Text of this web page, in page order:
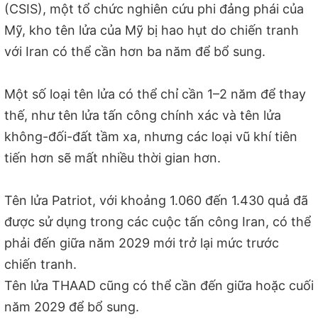
(CSIS), một tổ chức nghiên cứu phi đảng phái của
Mỹ, kho tên lửa của Mỹ bị hao hụt do chiến tranh
với Iran có thể cần hơn ba năm để bổ sung.
Một số loại tên lửa có thể chỉ cần 1–2 năm để thay
thế, như tên lửa tấn công chính xác và tên lửa
không-đối-đất tầm xa, nhưng các loại vũ khí tiên
tiến hơn sẽ mất nhiều thời gian hơn.
Tên lửa Patriot, với khoảng 1.060 đến 1.430 quả đã
được sử dụng trong các cuộc tấn công Iran, có thể
phải đến giữa năm 2029 mới trở lại mức trước
chiến tranh.
Tên lửa THAAD cũng có thể cần đến giữa hoặc cuối
năm 2029 để bổ sung.